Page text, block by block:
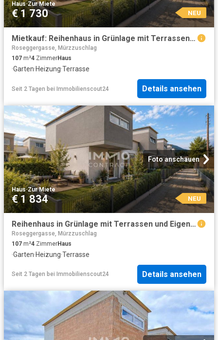
Haus·Zur Miete
€ 1 730 NEU
Mietkauf: Reihenhaus in Grünlage mit Terrassen und Eigengarten!
Roseggergasse, Mürzzuschlag
107 m²4 ZimmerHaus
·Garten·Heizung·Terrasse
Seit 2 Tagen bei Immobilienscout24 Details ansehen
Foto anschauen
Haus·Zur Miete
€ 1 834 NEU
Reihenhaus in Grünlage mit Terrassen und Eigengarten!
Roseggergasse, Mürzzuschlag
107 m²4 ZimmerHaus
·Garten·Heizung·Terrasse
Seit 2 Tagen bei Immobilienscout24 Details ansehen